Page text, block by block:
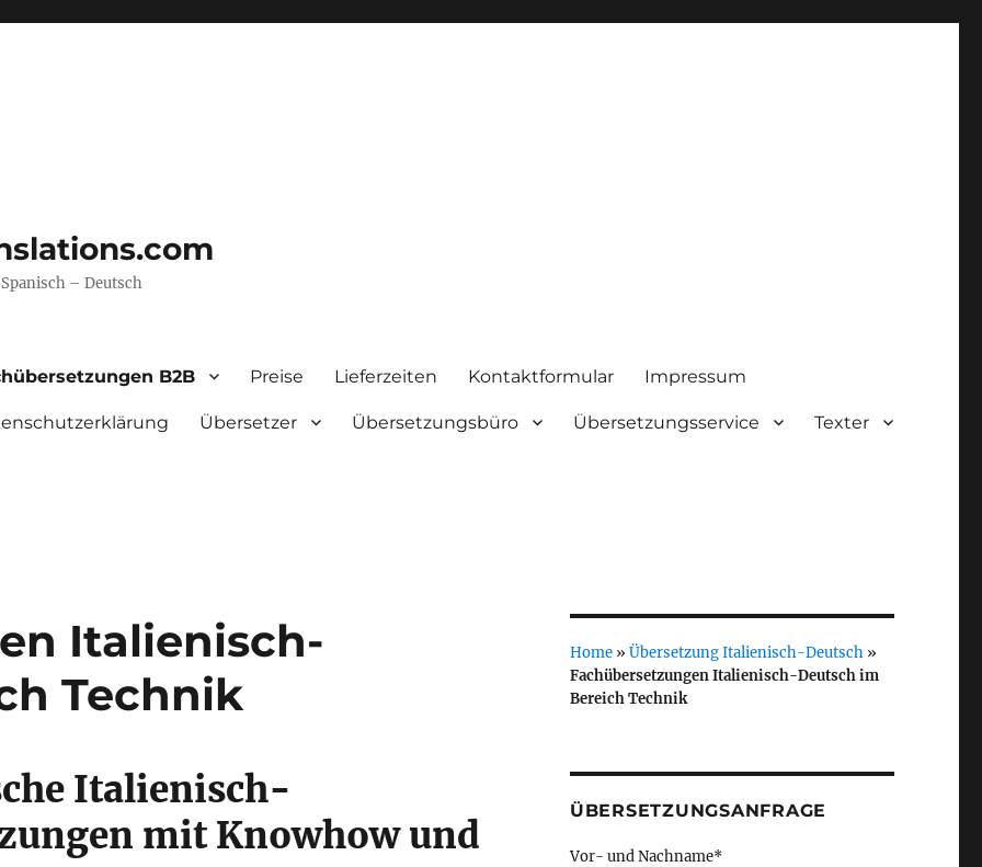
– Deutsch
B2B Preise Lieferzeiten Kontaktformular Impressum
Übersetzer Übersetzungsbüro Übersetzungsservice Texter
Italienisch-
Technik
Italienisch-
mit Knowhow und
Home» Übersetzung Italienisch-Deutsch»
Fachübersetzungen Italienisch-Deutsch im
Bereich Technik
ÜBERSETZUNGSANFRAGE
Vor- und Nachname*